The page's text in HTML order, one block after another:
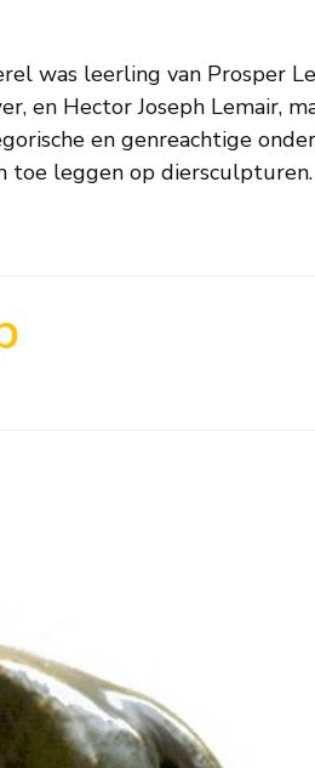
toe leggen op diersculpturen.